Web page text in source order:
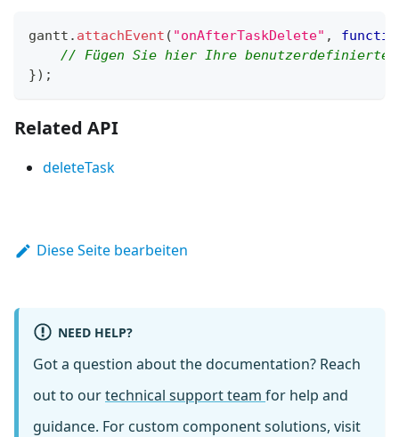
gantt . attachEvent ( "onAfterTaskDelete" ,
// Fügen Sie hier Ihre benutzerdefinierte
}) ;
Related API
deleteTask
Diese Seite bearbeiten
NEED HELP?
Got a question about the documentation? Reach
out to ourtechnical support team for help and
guidance. For custom component solutions, visit